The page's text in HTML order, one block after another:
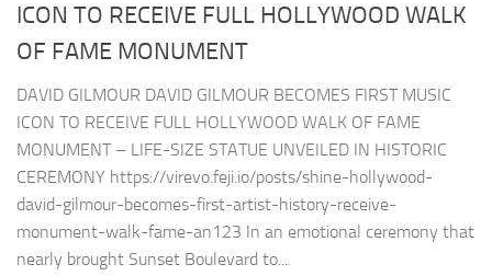
ICON TO RECEIVE FULL HOLLYWOOD WALK
OF FAME MONUMENT
DAVID GILMOUR DAVID GILMOUR BECOMES FIRST MUSIC
ICON TO RECEIVE FULL HOLLYWOOD WALK OF FAME
MONUMENT – LIFE-SIZE STATUE UNVEILED IN HISTORIC
CEREMONY https://virevo.feji.io/posts/shine-hollywood-
david-gilmour-becomes-first-artist-history-receive-
monument-walk-fame-an123 In an emotional ceremony that
nearly brought Sunset Boulevard to...